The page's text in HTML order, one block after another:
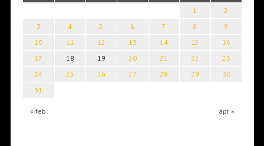
« feb ápr »
1
2
3
4 5 6 7 8
9
10
11 12 13 14 15
16
17
18 19 20 21 22
23
24
25 26 27 28 29
30
31